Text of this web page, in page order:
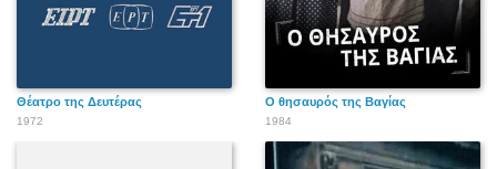
Θέατρο της Δευτέρας
1972
Ο θησαυρός της Βαγίας
1984